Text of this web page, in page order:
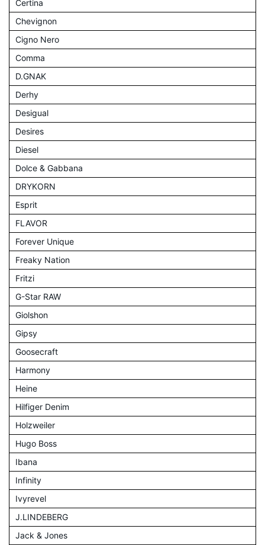
Certina
Chevignon
Cigno Nero
Comma
D.GNAK
Derhy
Desigual
Desires
Diesel
Dolce & Gabbana
DRYKORN
Esprit
FLAVOR
Forever Unique
Freaky Nation
Fritzi
G-Star RAW
Giolshon
Gipsy
Goosecraft
Harmony
Heine
Hilfiger Denim
Holzweiler
Hugo Boss
Ibana
Infinity
Ivyrevel
J.LINDEBERG
Jack & Jones